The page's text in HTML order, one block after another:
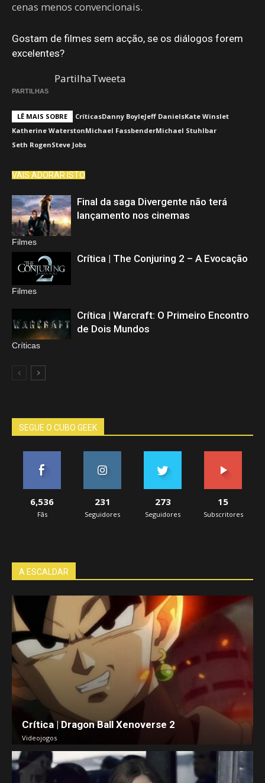
cenas menos convencionais.
Gostam de filmes sem acção, se os diálogos forem
excelentes?
PARTILHAS
PartilhaTweeta
LÊ MAIS SOBRE CríticasDanny BoyleJeff DanielsKate Winslet
Katherine WaterstonMichael FassbenderMichael Stuhlbar
Seth RogenSteve Jobs
VAIS ADORAR ISTO
Filmes
Final da saga Divergente não terá
lançamento nos cinemas
Filmes
Crítica | The Conjuring 2 – A Evocação
Críticas
Crítica | Warcraft: O Primeiro Encontro
de Dois Mundos
SEGUE O CUBO GEEK
6,536
Fãs
231
Seguidores
273
Seguidores
15
Subscritores
A ESCALDAR
Crítica | Dragon Ball Xenoverse 2
Videojogos